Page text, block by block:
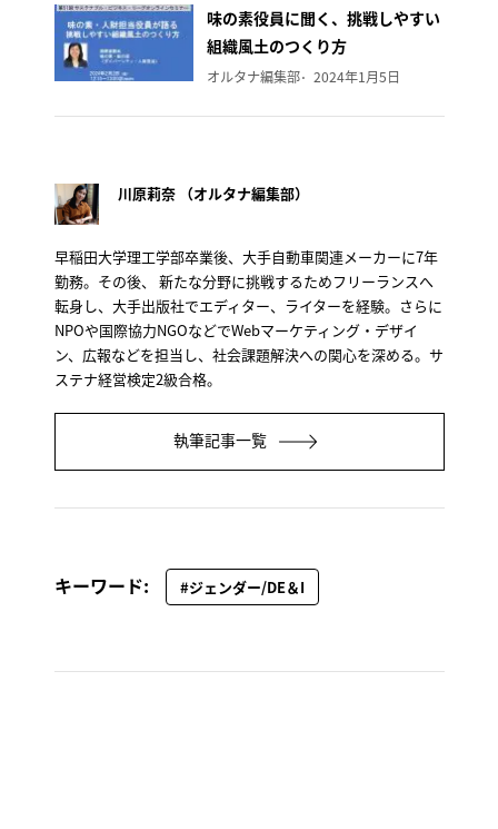
味の素役員に聞く、挑戦しやすい
組織風土のつくり方
オルタナ編集部 2024年1月5日
川原莉奈 （オルタナ編集部）
早稲田大学理工学部卒業後、大手自動車関連メーカーに7年
勤務。その後、 新たな分野に挑戦するためフリーランスへ
転身し、大手出版社でエディター、ライターを経験。さらに
NPOや国際協力NGOなどでWebマーケティング・デザイ
ン、広報などを担当し、社会課題解決への関心を深める。サ
ステナ経営検定2級合格。
執筆記事一覧
キーワード: #ジェンダー/DE＆I